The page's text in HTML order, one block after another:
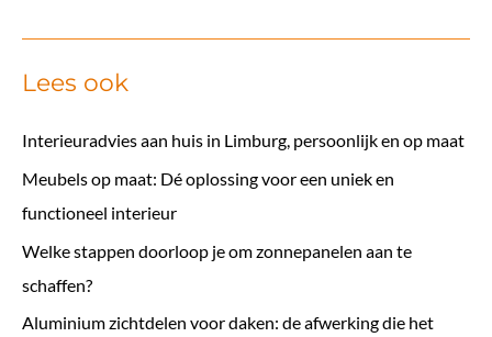
een
5
aandachtspunten
Lees ook
Interieuradvies aan huis in Limburg, persoonlijk en op maat
Meubels op maat: Dé oplossing voor een uniek en
functioneel interieur
Welke stappen doorloop je om zonnepanelen aan te
schaffen?
Aluminium zichtdelen voor daken: de afwerking die het